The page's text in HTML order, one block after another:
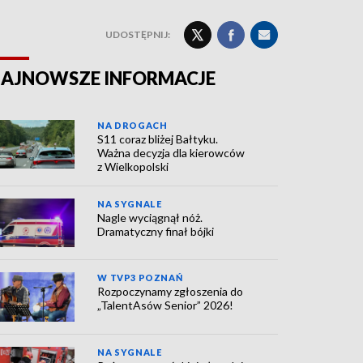
UDOSTĘPNIJ:
INFORMACJE
NA DROGACH
S11 coraz bliżej Bałtyku.
Ważna decyzja dla kierowców
z Wielkopolski
NA SYGNALE
Nagle wyciągnął nóż.
Dramatyczny finał bójki
W TVP3 POZNAŃ
Rozpoczynamy zgłoszenia do
„TalentAsów Senior” 2026!
NA SYGNALE